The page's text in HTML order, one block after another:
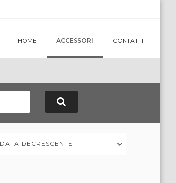
HOME ACCESSORI CONTATTI
DATA DECRESCENTE